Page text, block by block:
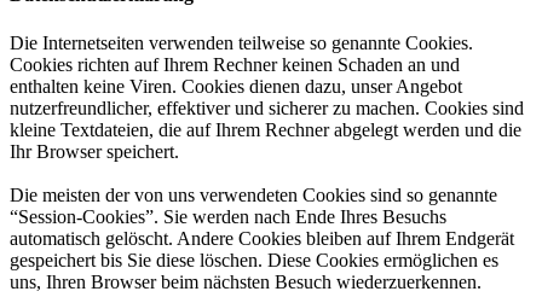
Die Internetseiten verwenden teilweise so genannte Cookies.
Cookies richten auf Ihrem Rechner keinen Schaden an und
enthalten keine Viren. Cookies dienen dazu, unser Angebot
nutzerfreundlicher, effektiver und sicherer zu machen. Cookies sind
kleine Textdateien, die auf Ihrem Rechner abgelegt werden und die
Ihr Browser speichert.
Die meisten der von uns verwendeten Cookies sind so genannte
“Session-Cookies”. Sie werden nach Ende Ihres Besuchs
automatisch gelöscht. Andere Cookies bleiben auf Ihrem Endgerät
gespeichert bis Sie diese löschen. Diese Cookies ermöglichen es
uns, Ihren Browser beim nächsten Besuch wiederzuerkennen.